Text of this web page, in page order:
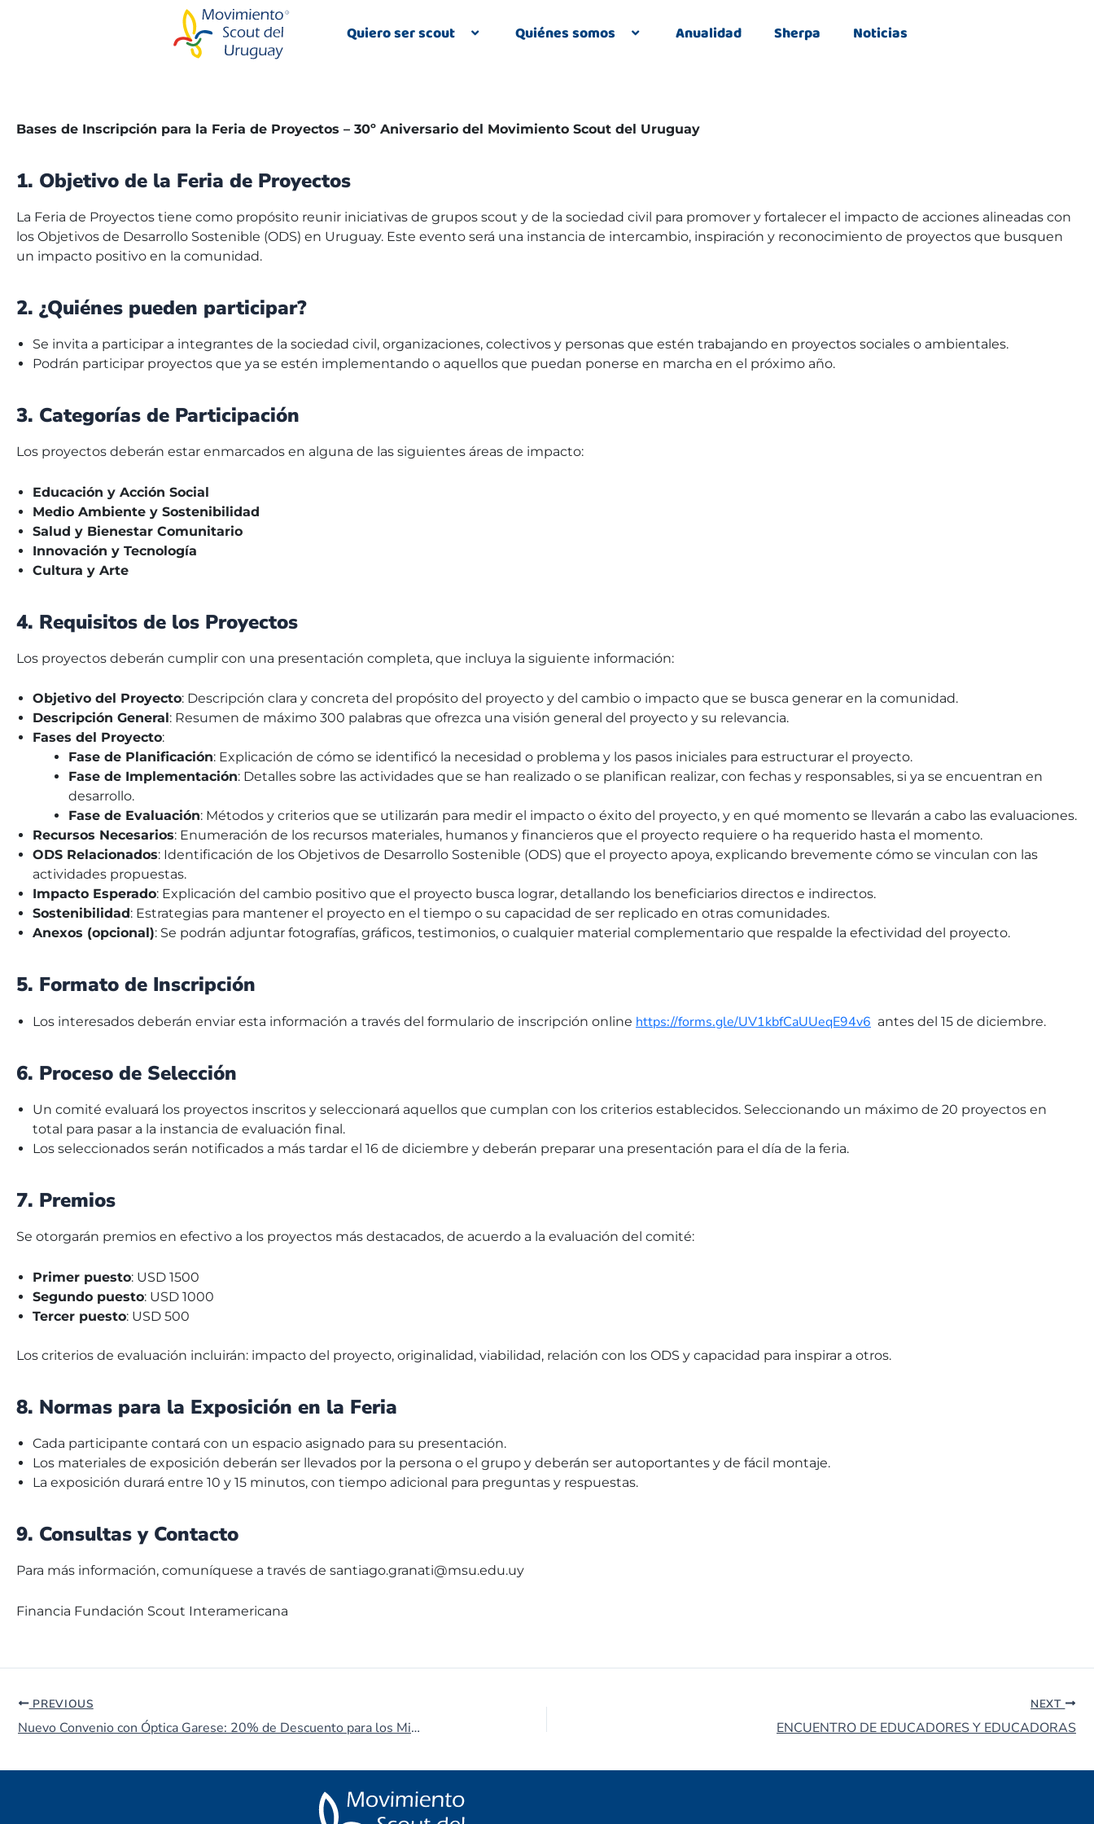
Quiero ser scout Quiénes somos Anualidad Sherpa Noticias
Bases de Inscripción para la Feria de Proyectos – 30º Aniversario del Movimiento Scout del Uruguay
1. Objetivo de la Feria de Proyectos
La Feria de Proyectos tiene como propósito reunir iniciativas de grupos scout y de la sociedad civil para promover y fortalecer el impacto de acciones alineadas con
los Objetivos de Desarrollo Sostenible (ODS) en Uruguay. Este evento será una instancia de intercambio, inspiración y reconocimiento de proyectos que busquen
un impacto positivo en la comunidad.
2. ¿Quiénes pueden participar?
Se invita a participar a integrantes de la sociedad civil, organizaciones, colectivos y personas que estén trabajando en proyectos sociales o ambientales.
Podrán participar proyectos que ya se estén implementando o aquellos que puedan ponerse en marcha en el próximo año.
3. Categorías de Participación
Los proyectos deberán estar enmarcados en alguna de las siguientes áreas de impacto:
Educación y Acción Social
Medio Ambiente y Sostenibilidad
Salud y Bienestar Comunitario
Innovación y Tecnología
Cultura y Arte
4. Requisitos de los Proyectos
Los proyectos deberán cumplir con una presentación completa, que incluya la siguiente información:
Objetivo del Proyecto: Descripción clara y concreta del propósito del proyecto y del cambio o impacto que se busca generar en la comunidad.
Descripción General: Resumen de máximo 300 palabras que ofrezca una visión general del proyecto y su relevancia.
Fases del Proyecto:
Fase de Planificación: Explicación de cómo se identificó la necesidad o problema y los pasos iniciales para estructurar el proyecto.
Fase de Implementación: Detalles sobre las actividades que se han realizado o se planifican realizar, con fechas y responsables, si ya se encuentran en
desarrollo.
Fase de Evaluación: Métodos y criterios que se utilizarán para medir el impacto o éxito del proyecto, y en qué momento se llevarán a cabo las evaluaciones.
Recursos Necesarios: Enumeración de los recursos materiales, humanos y financieros que el proyecto requiere o ha requerido hasta el momento.
ODS Relacionados: Identificación de los Objetivos de Desarrollo Sostenible (ODS) que el proyecto apoya, explicando brevemente cómo se vinculan con las
actividades propuestas.
Impacto Esperado: Explicación del cambio positivo que el proyecto busca lograr, detallando los beneficiarios directos e indirectos.
Sostenibilidad: Estrategias para mantener el proyecto en el tiempo o su capacidad de ser replicado en otras comunidades.
Anexos (opcional): Se podrán adjuntar fotografías, gráficos, testimonios, o cualquier material complementario que respalde la efectividad del proyecto.
5. Formato de Inscripción
Los interesados deberán enviar esta información a través del formulario de inscripción online https://forms.gle/UV1kbfCaUUeqE94v6 antes del 15 de diciembre.
6. Proceso de Selección
Un comité evaluará los proyectos inscritos y seleccionará aquellos que cumplan con los criterios establecidos. Seleccionando un máximo de 20 proyectos en
total para pasar a la instancia de evaluación final.
Los seleccionados serán notificados a más tardar el 16 de diciembre y deberán preparar una presentación para el día de la feria.
7. Premios
Se otorgarán premios en efectivo a los proyectos más destacados, de acuerdo a la evaluación del comité:
Primer puesto: USD 1500
Segundo puesto: USD 1000
Tercer puesto: USD 500
Los criterios de evaluación incluirán: impacto del proyecto, originalidad, viabilidad, relación con los ODS y capacidad para inspirar a otros.
8. Normas para la Exposición en la Feria
Cada participante contará con un espacio asignado para su presentación.
Los materiales de exposición deberán ser llevados por la persona o el grupo y deberán ser autoportantes y de fácil montaje.
La exposición durará entre 10 y 15 minutos, con tiempo adicional para preguntas y respuestas.
9. Consultas y Contacto
Para más información, comuníquese a través de santiago.granati@msu.edu.uy
Financia Fundación Scout Interamericana
PREVIOUS
Nuevo Convenio con Óptica Garese: 20% de Descuento para los Miembros del Movimiento Scout del Uruguay
NEXT
ENCUENTRO DE EDUCADORES Y EDUCADORAS